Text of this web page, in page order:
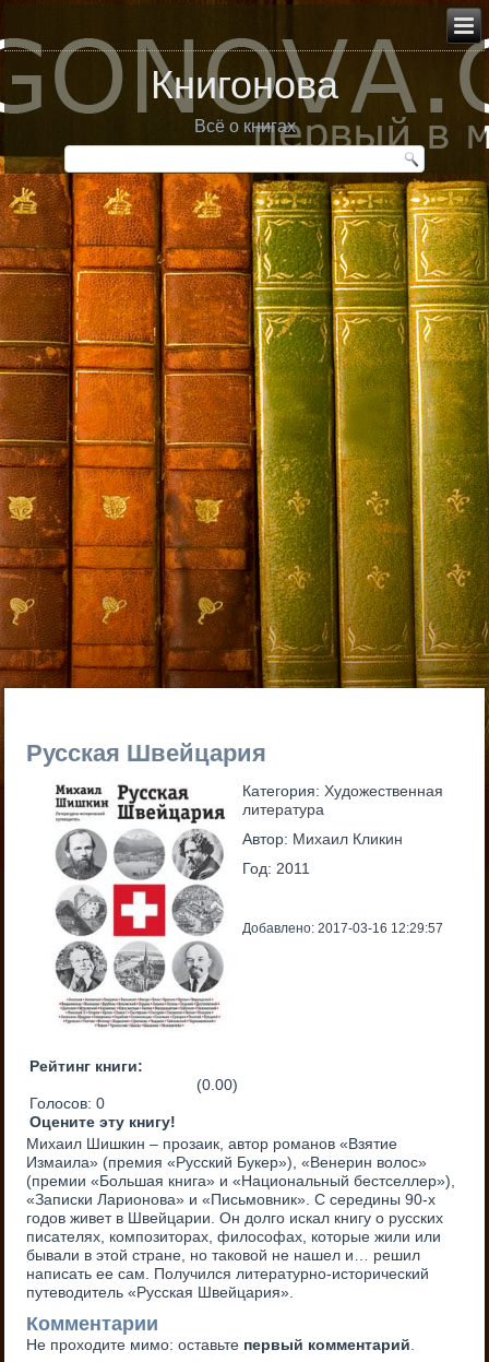
Книгонова
Всё о книгах
Русская Швейцария
Рейтинг книги:
(0.00)
Голосов:0
Оцените эту книгу!
Категория:Художественная
литература
Автор: Михаил Кликин
Год: 2011
Добавлено: 2017-03-16 12:29:57
Михаил Шишкин – прозаик, автор романов «Взятие
Измаила» (премия «Русский Букер»), «Венерин волос»
(премии «Большая книга» и «Национальный бестселлер»),
«Записки Ларионова» и «Письмовник». С середины 90-х
годов живет в Швейцарии. Он долго искал книгу о русских
писателях, композиторах, философах, которые жили или
бывали в этой стране, но таковой не нашел и… решил
написать ее сам. Получился литературно-исторический
путеводитель «Русская Швейцария».
Комментарии
Не проходите мимо: оставьте первый комментарий